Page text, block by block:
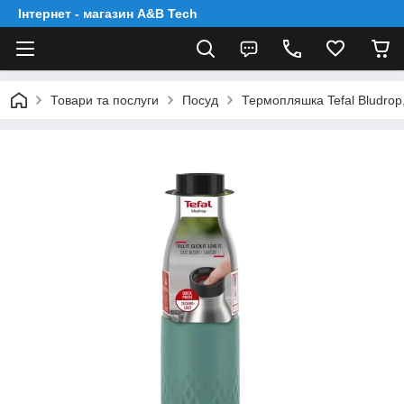
Інтернет - магазин A&B Tech
Товари та послуги Посуд Термопляшка Tefal